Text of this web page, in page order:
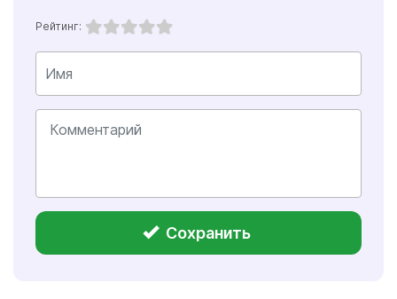
Рейтинг:
Сохранить